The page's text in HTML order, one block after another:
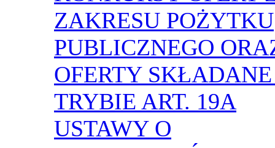
ZAKRESU POŻYTKU
PUBLICZNEGO
OFERTY
TRYBIE ART. 19A
USTAWY O